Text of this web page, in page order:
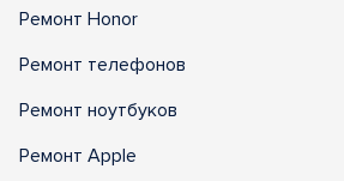
Ремонт Honor
Ремонт телефонов
Ремонт ноутбуков
Ремонт Apple